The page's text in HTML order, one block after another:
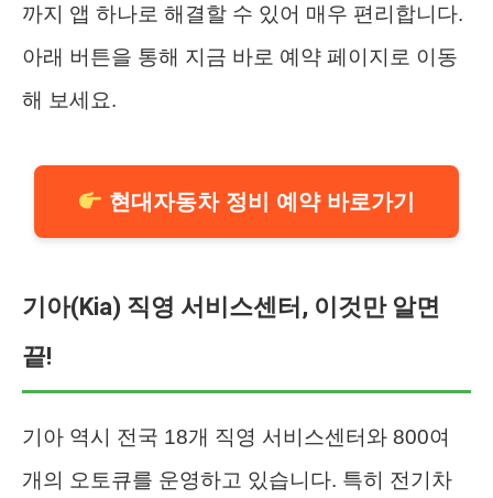
까지 앱 하나로 해결할 수 있어 매우 편리합니다.
아래 버튼을 통해 지금 바로 예약 페이지로 이동
해 보세요.
현대자동차 정비 예약 바로가기
기아(Kia) 직영 서비스센터, 이것만 알면
끝!
기아 역시 전국 18개 직영 서비스센터와 800여
개의 오토큐를 운영하고 있습니다. 특히 전기차